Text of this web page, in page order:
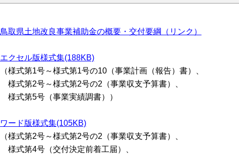
鳥取県土地改良事業補助金の概要・交付要綱（リンク）
エクセル版様式集(188KB)
（様式第1号～様式第1号の10（事業計画（報告）書）、
様式第2号～様式第2号の2（事業収支予算書）、
様式第5号（事業実績調書））
ワード版様式集(105KB)
（様式第2号～様式第2号の2（事業収支予算書）、
様式第4号（交付決定前着工届）、